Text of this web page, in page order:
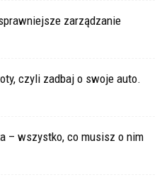
zarządzanie
czyli zadbaj o swoje auto.
– wszystko, co musisz o nim